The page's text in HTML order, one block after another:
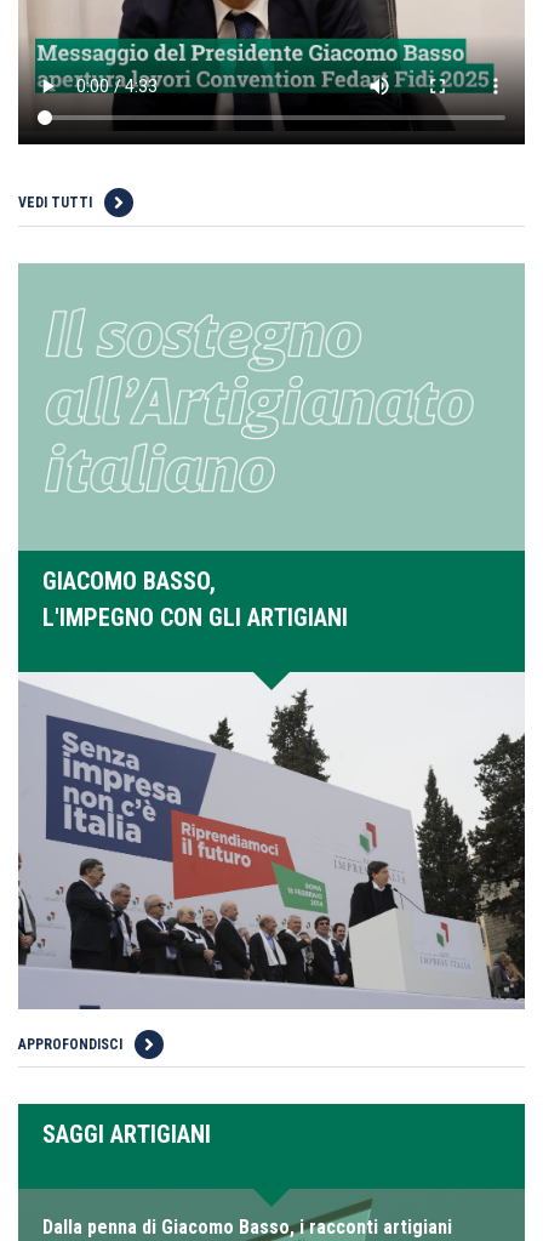
VEDI TUTTI
GIACOMO BASSO,
L'IMPEGNO CON GLI ARTIGIANI
APPROFONDISCI
SAGGI ARTIGIANI
Dalla penna di Giacomo Basso, i racconti artigiani